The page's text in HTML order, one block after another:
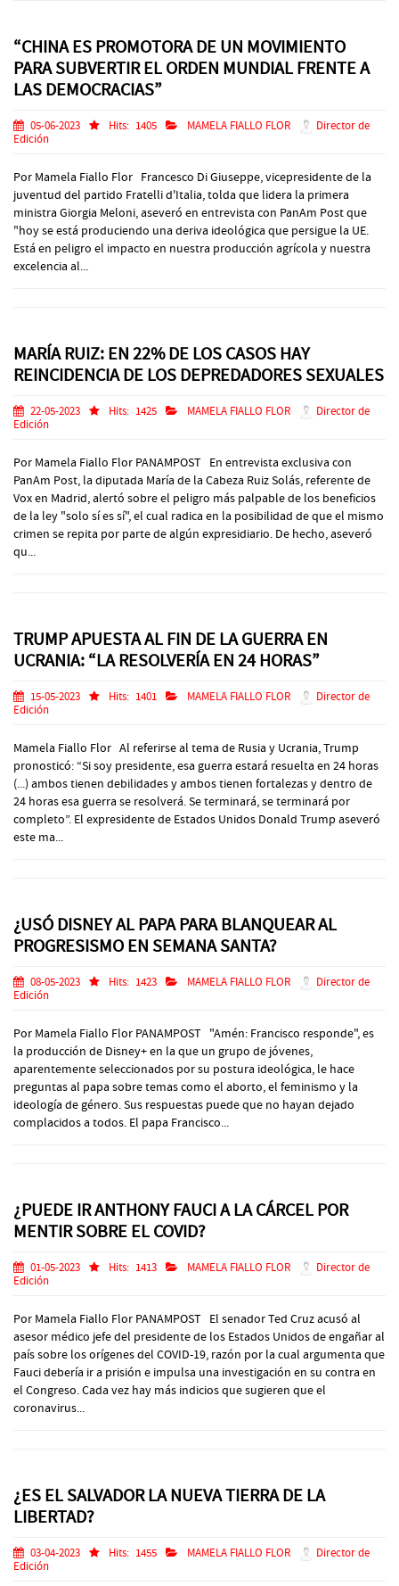
“CHINA ES PROMOTORA DE UN MOVIMIENTO
PARA SUBVERTIR EL ORDEN MUNDIAL FRENTE A
LAS DEMOCRACIAS”
05-06-2023 Hits: 1405 MAMELA FIALLO FLOR
Director de
Edición
Por Mamela Fiallo Flor Francesco Di Giuseppe, vicepresidente de la
juventud del partido Fratelli d'Italia, tolda que lidera la primera
ministra Giorgia Meloni, aseveró en entrevista con PanAm Post que
"hoy se está produciendo una deriva ideológica que persigue la UE.
Está en peligro el impacto en nuestra producción agrícola y nuestra
excelencia al...
MARÍA RUIZ: EN 22% DE LOS CASOS HAY
REINCIDENCIA DE LOS DEPREDADORES SEXUALES
22-05-2023 Hits: 1425 MAMELA FIALLO FLOR
Director de
Edición
Por Mamela Fiallo Flor PANAMPOST En entrevista exclusiva con
PanAm Post, la diputada María de la Cabeza Ruiz Solás, referente de
Vox en Madrid, alertó sobre el peligro más palpable de los beneficios
de la ley "solo sí es sí", el cual radica en la posibilidad de que el mismo
crimen se repita por parte de algún expresidiario. De hecho, aseveró
qu...
TRUMP APUESTA AL FIN DE LA GUERRA EN
UCRANIA: “LA RESOLVERÍA EN 24 HORAS”
15-05-2023 Hits: 1401 MAMELA FIALLO FLOR
Director de
Edición
Mamela Fiallo Flor Al referirse al tema de Rusia y Ucrania, Trump
pronosticó: “Si soy presidente, esa guerra estará resuelta en 24 horas
(...) ambos tienen debilidades y ambos tienen fortalezas y dentro de
24 horas esa guerra se resolverá. Se terminará, se terminará por
completo”. El expresidente de Estados Unidos Donald Trump aseveró
este ma...
¿USÓ DISNEY AL PAPA PARA BLANQUEAR AL
PROGRESISMO EN SEMANA SANTA?
08-05-2023 Hits: 1423 MAMELA FIALLO FLOR
Director de
Edición
Por Mamela Fiallo Flor PANAMPOST "Amén: Francisco responde", es
la producción de Disney+ en la que un grupo de jóvenes,
aparentemente seleccionados por su postura ideológica, le hace
preguntas al papa sobre temas como el aborto, el feminismo y la
ideología de género. Sus respuestas puede que no hayan dejado
complacidos a todos. El papa Francisco...
¿PUEDE IR ANTHONY FAUCI A LA CÁRCEL POR
MENTIR SOBRE EL COVID?
01-05-2023 Hits: 1413 MAMELA FIALLO FLOR
Director de
Edición
Por Mamela Fiallo Flor PANAMPOST El senador Ted Cruz acusó al
asesor médico jefe del presidente de los Estados Unidos de engañar al
país sobre los orígenes del COVID-19, razón por la cual argumenta que
Fauci debería ir a prisión e impulsa una investigación en su contra en
el Congreso. Cada vez hay más indicios que sugieren que el
coronavirus...
¿ES EL SALVADOR LA NUEVA TIERRA DE LA
LIBERTAD?
03-04-2023 Hits: 1455 MAMELA FIALLO FLOR
Director de
Edición